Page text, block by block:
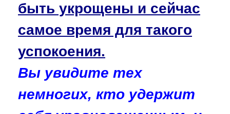
быть укрощены и сейчас
самое время для такого
успокоения.
Вы увидите тех
немногих, кто удержит